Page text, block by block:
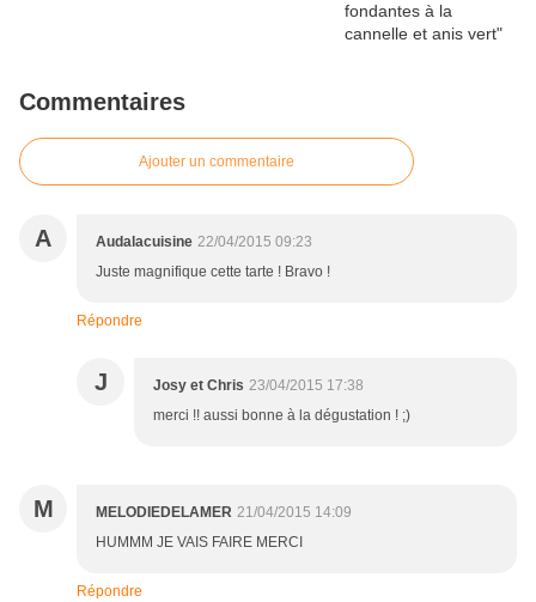
Commentaires
Ajouter un commentaire
A Audalacuisine 22/04/2015 09:23
Juste magnifique cette tarte ! Bravo !
Répondre
J Josy et Chris 23/04/2015 17:38
merci !! aussi bonne à la dégustation ! ;)
M MELODIEDELAMER 21/04/2015 14:09
HUMMM JE VAIS FAIRE MERCI
Répondre